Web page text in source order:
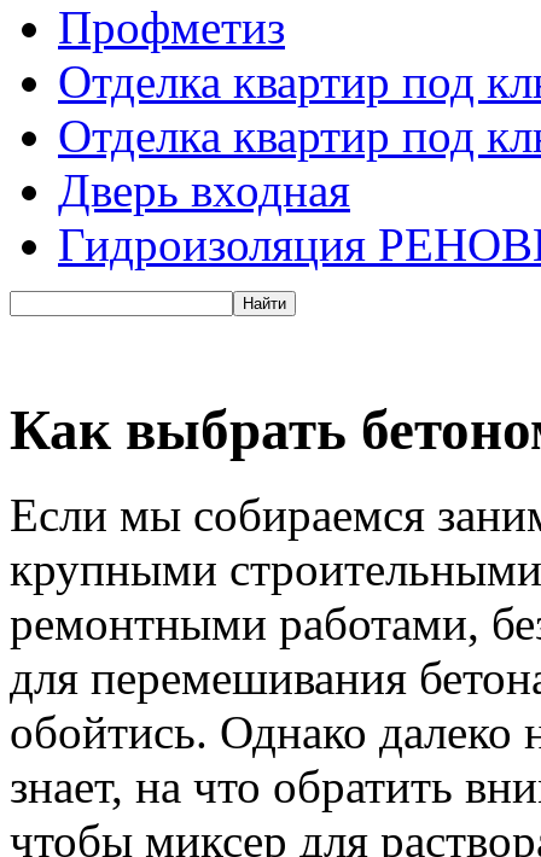
Профметиз
Отделка квартир под
Отделка квартир под
Дверь входная
Гидроизоляция
Как выбрать
Если мы собираемся
крупными
ремонтными работами,
для перемешивания
обойтись. Однако далеко
знает, на что обратить
чтобы миксер для